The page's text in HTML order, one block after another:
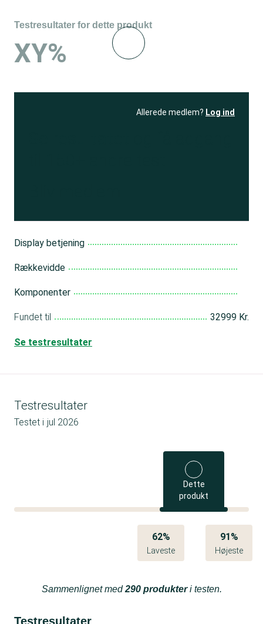
Testresultater for dette produkt
XY%
Allerede medlem? Log ind
Display betjening
Rækkevidde
Komponenter
Fundet til 32999 Kr.
Se testresultater
Testresultater
Testet i jul 2026
Dette
produkt
62%
Laveste
91%
Højeste
Sammenlignet med290 produkteri testen.
Testresultater